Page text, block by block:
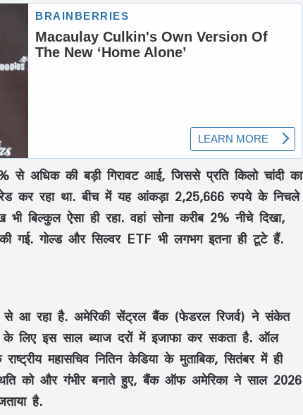
से अधिक की बड़ी गिरावट आई, जिससे प्रति किलो चांदी का
कर रहा था. बीच में यह आंकड़ा 2,25,666 रुपये के निचले
बिल्कुल ऐसा ही रहा. वहां सोना करीब 2% नीचे दिखा,
गई. गोल्ड और सिल्वर ETF भी लगभग इतना ही टूटे हैं.
से आ रहा है. अमेरिकी सेंट्रल बैंक (फेडरल रिजर्व) ने संकेत
लिए इस साल ब्याज दरों में इजाफा कर सकता है. ऑल
महासचिव नितिन केडिया के मुताबिक, सितंबर में ही
को और गंभीर बनाते हुए, बैंक ऑफ अमेरिका ने साल 2026
है.